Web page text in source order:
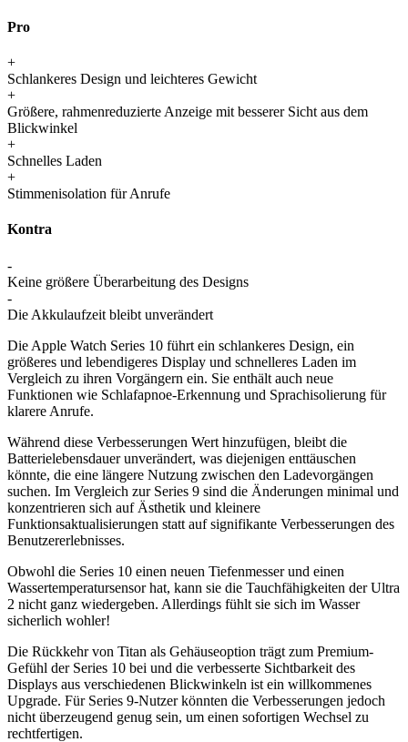
Pro
+
Schlankeres Design und leichteres Gewicht
+
Größere, rahmenreduzierte Anzeige mit besserer Sicht aus dem
Blickwinkel
+
Schnelles Laden
+
Stimmenisolation für Anrufe
Kontra
-
Keine größere Überarbeitung des Designs
-
Die Akkulaufzeit bleibt unverändert
Die Apple Watch Series 10 führt ein schlankeres Design, ein
größeres und lebendigeres Display und schnelleres Laden im
Vergleich zu ihren Vorgängern ein. Sie enthält auch neue
Funktionen wie Schlafapnoe-Erkennung und Sprachisolierung für
klarere Anrufe.
Während diese Verbesserungen Wert hinzufügen, bleibt die
Batterielebensdauer unverändert, was diejenigen enttäuschen
könnte, die eine längere Nutzung zwischen den Ladevorgängen
suchen. Im Vergleich zur Series 9 sind die Änderungen minimal und
konzentrieren sich auf Ästhetik und kleinere
Funktionsaktualisierungen statt auf signifikante Verbesserungen des
Benutzererlebnisses.
Obwohl die Series 10 einen neuen Tiefenmesser und einen
Wassertemperatursensor hat, kann sie die Tauchfähigkeiten der Ultra
2 nicht ganz wiedergeben. Allerdings fühlt sie sich im Wasser
sicherlich wohler!
Die Rückkehr von Titan als Gehäuseoption trägt zum Premium-
Gefühl der Series 10 bei und die verbesserte Sichtbarkeit des
Displays aus verschiedenen Blickwinkeln ist ein willkommenes
Upgrade. Für Series 9-Nutzer könnten die Verbesserungen jedoch
nicht überzeugend genug sein, um einen sofortigen Wechsel zu
rechtfertigen.